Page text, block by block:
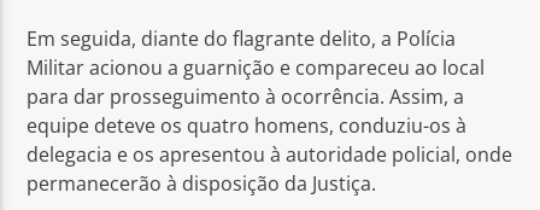
Em seguida, diante do flagrante delito, a Polícia
Militar acionou a guarnição e compareceu ao local
para dar prosseguimento à ocorrência. Assim, a
equipe deteve os quatro homens, conduziu-os à
delegacia e os apresentou à autoridade policial, onde
permanecerão à disposição da Justiça.